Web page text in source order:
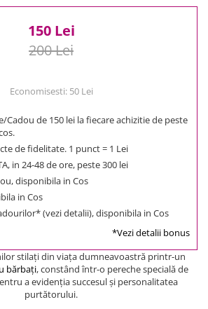
150 Lei
200 Lei
Economisesti: 50 Lei
Cadou de 150 lei la fiecare achizitie de peste
de fidelitate. 1 punct = 1 Lei
in 24-48 de ore, peste 300 lei
disponibila in Cos
in Cos
(vezi detalii), disponibila in Cos
*Vezi detalii bonus
stilaţi din viaţa dumneavoastră printr-un
bărbaţi, constând într-o pereche specială de
a evidenţia succesul şi personalitatea
purtătorului.